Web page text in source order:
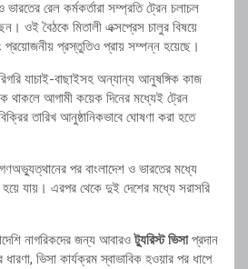
ভারতের রেল কর্মকর্তারা সম্প্রতি ট্রেন চলাচল
ওই বৈঠকে মিতালী এক্সপ্রেস চালুর বিষয়ে
প্রয়োজনীয় প্রস্তুতিও প্রায় সম্পন্ন হয়েছে।
যাচাই-বাছাইসহ অন্যান্য আনুষঙ্গিক কাজ
থাকলে আগামী কয়েক দিনের মধ্যেই ট্রেন
তারিখ আনুষ্ঠানিকভাবে ঘোষণা করা হতে
পর বাংলাদেশ ও ভারতের মধ্যে
হয়ে যায়। এরপর থেকে দুই দেশের মধ্যে সরাসরি
নাগরিকদের জন্য আবারওট্যুরিস্ট ভিসাপ্রদান
ভিসা কার্যক্রম স্বাভাবিক হওয়ার পর ধাপে